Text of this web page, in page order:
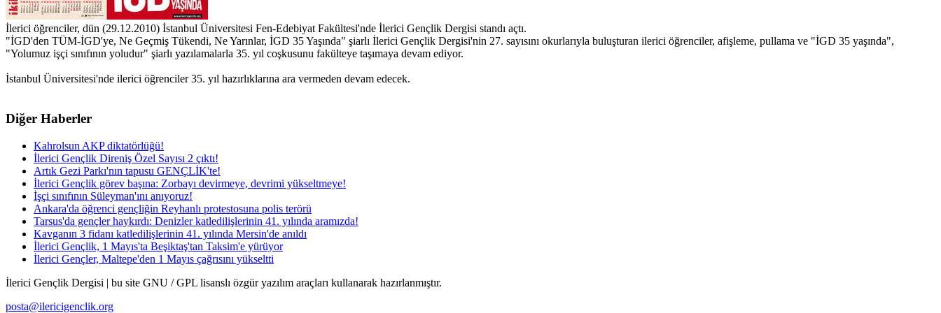
İlerici öğrenciler, dün (29.12.2010) İstanbul Üniversitesi Fen-Edebiyat Fakültesi'nde İlerici Gençlik Dergisi standı açtı.
"İGD'den TÜM-İGD'ye, Ne Geçmiş Tükendi, Ne Yarınlar, İGD 35 Yaşında" şiarlı İlerici Gençlik Dergisi'nin 27. sayısını okurlarıyla buluşturan ilerici öğrenciler, afişleme, pullama ve "İGD 35 yaşında",
"Yolumuz işçi sınıfının yoludur" şiarlı yazılamalarla 35. yıl coşkusunu fakülteye taşımaya devam ediyor.
İstanbul Üniversitesi'nde ilerici öğrenciler 35. yıl hazırlıklarına ara vermeden devam edecek.
Diğer Haberler
Kahrolsun AKP diktatörlüğü!
İlerici Gençlik Direniş Özel Sayısı 2 çıktı!
Artık Gezi Parkı'nın tapusu GENÇLİK'te!
İlerici Gençlik görev başına: Zorbayı devirmeye, devrimi yükseltmeye!
İşçi sınıfının Süleyman'ını anıyoruz!
Ankara'da öğrenci gençliğin Reyhanlı protestosuna polis terörü
Tarsus'da gençler haykırdı: Denizler katledilişlerinin 41. yılında aramızda!
Kavganın 3 fidanı katledilişlerinin 41. yılında Mersin'de anıldı
İlerici Gençlik, 1 Mayıs'ta Beşiktaş'tan Taksim'e yürüyor
İlerici Gençler, Maltepe'den 1 Mayıs çağrısını yükseltti
İlerici Gençlik Dergisi | bu site GNU / GPL lisanslı özgür yazılım araçları kullanarak hazırlanmıştır.
posta@ilericigenclik.org